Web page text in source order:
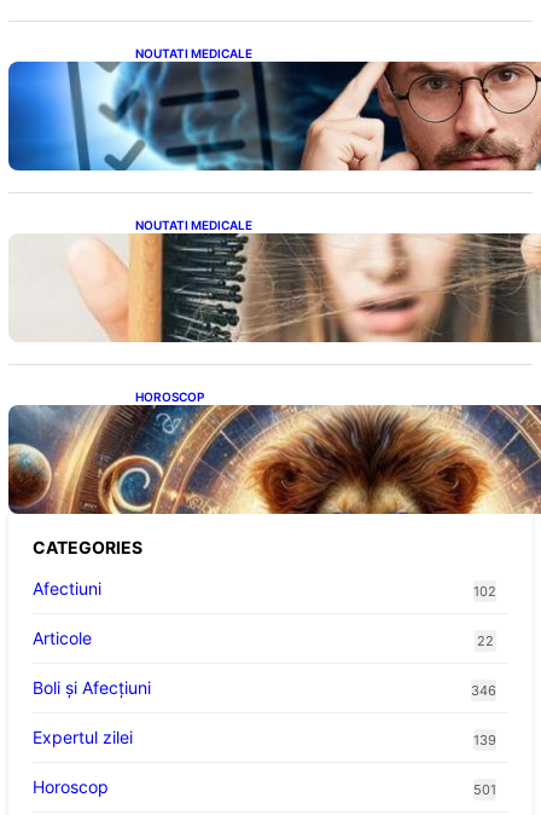
NOUTATI MEDICALE
Inteligența dincolo de note: Semnele unui IQ
ridicat care nu țin de școală
NOUTATI MEDICALE
Semnele unei deficiențe de proteine:
Impactul asupra sănătății tale
HOROSCOP
Portalul Leului 8/8: Oportunități de
Abundență pentru Cinci Zodii în 2026
CATEGORIES
Afectiuni
102
Articole 22
Boli și Afecțiuni 346
Expertul zilei 139
Horoscop 501